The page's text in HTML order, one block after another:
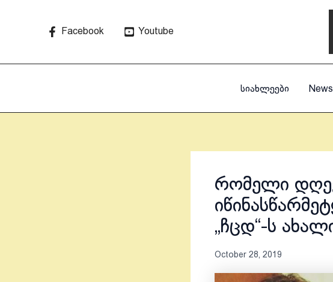
Facebook Youtube
სიახლეები
რომელი
„ჩცდ“-ს
October 28, 2019